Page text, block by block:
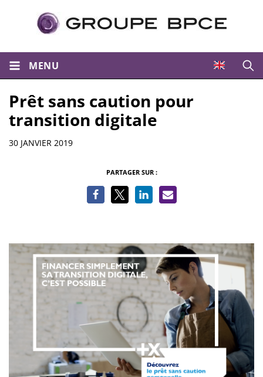
MENU
Prêt sans caution pour
transition digitale
Informations
30 JANVIER 2019
PARTAGER SUR :